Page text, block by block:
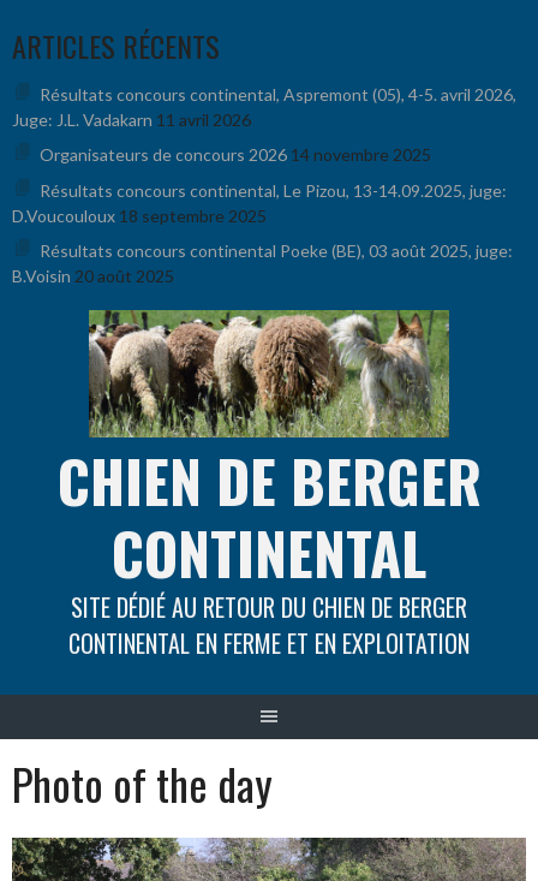
auARTICLES RÉCENTS
Résultats concours continental, Aspremont (05), 4-5. avril 2026,
Juge: J.L. Vadakarn 11 avril 2026
Organisateurs de concours 2026 14 novembre 2025
Résultats concours continental, Le Pizou, 13-14.09.2025, juge:
D.Voucouloux 18 septembre 2025
Résultats concours continental Poeke (BE), 03 août 2025, juge:
B.Voisin 20 août 2025
CHIEN DE BERGER
CONTINENTAL
SITE DÉDIÉ AU RETOUR DU CHIEN DE BERGER
CONTINENTAL EN FERME ET EN EXPLOITATION
Photo of the day